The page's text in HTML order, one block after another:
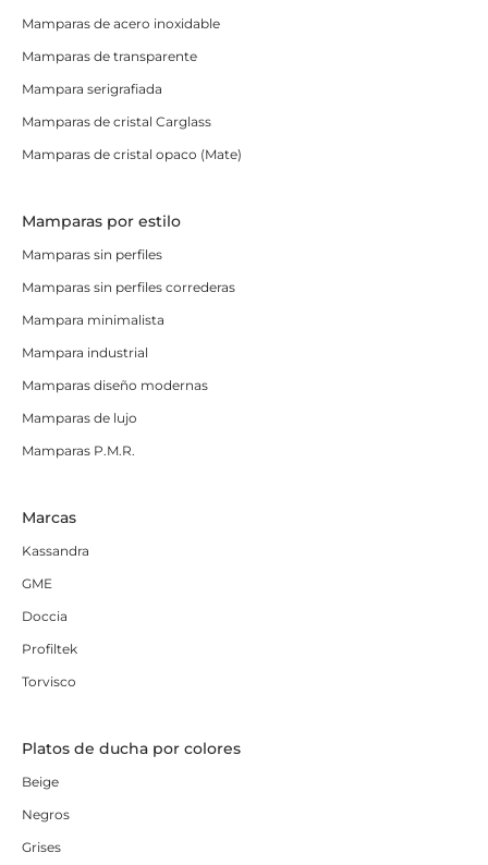
Mamparas de acero inoxidable
Mamparas de transparente
Mampara serigrafiada
Mamparas de cristal Carglass
Mamparas de cristal opaco (Mate)
Mamparas por estilo
Mamparas sin perfiles
Mamparas sin perfiles correderas
Mampara minimalista
Mampara industrial
Mamparas diseño modernas
Mamparas de lujo
Mamparas P.M.R.
Marcas
Kassandra
GME
Doccia
Profiltek
Torvisco
Platos de ducha por colores
Beige
Negros
Grises